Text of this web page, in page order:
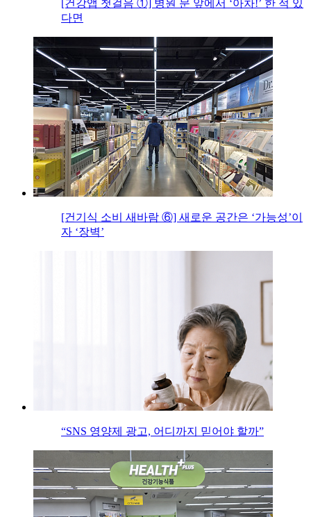
[건강앱 첫걸음 ①] 병원 문 앞에서 ‘아차!’ 한 적 있
다면
[건기식 소비 새바람 ⑥] 새로운 공간은 ‘가능성’이
자 ‘장벽’
“SNS 영양제 광고, 어디까지 믿어야 할까”